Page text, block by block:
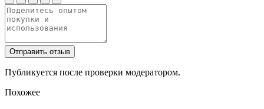
Отправить отзыв
Публикуется после проверки модератором.
Похожее